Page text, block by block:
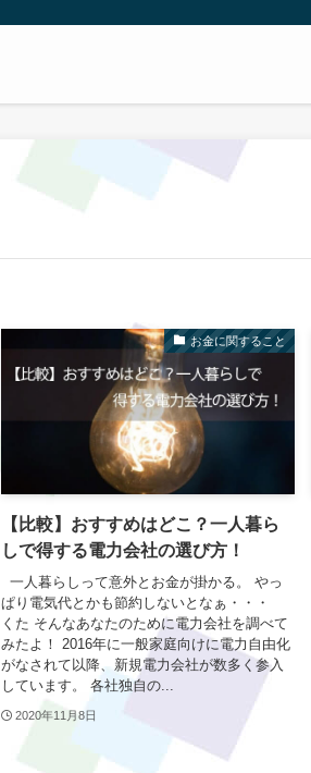
お金に関すること
【比較】おすすめはどこ？一人暮ら
しで得する電力会社の選び方！
一人暮らしって意外とお金が掛かる。 やっ
ぱり電気代とかも節約しないとなぁ・・・
くた そんなあなたのために電力会社を調べて
みたよ！ 2016年に一般家庭向けに電力自由化
がなされて以降、新規電力会社が数多く参入
しています。 各社独自の...
2020年11月8日